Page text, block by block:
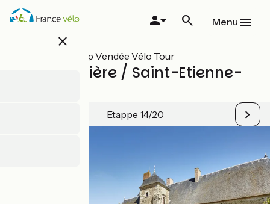
Overslaan
en
close
Menu
Alle etappes op Vendée Vélo Tour
La Rabatelière / Saint-Etienne-
Etappe 14/20